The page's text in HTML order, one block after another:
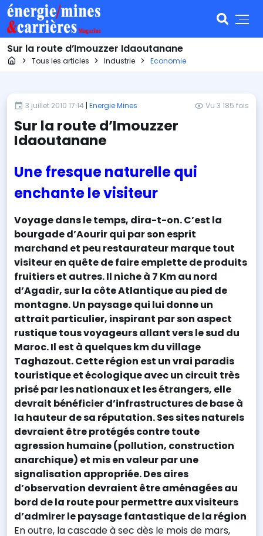
Sur la route d’Imouzzer Idaoutanane
Page d'accueil
Tous les articles Industrie Economie
3 juillet 2010 17:14 | Energie Mines Vu 3 185 fois
Sur la route d’Imouzzer
Idaoutanane
Une fresque naturelle qui
enchante le visiteur
Voyage dans le temps, dira-t-on. C’est la
bourgade d’Aourir qui par son esprit
marchand et peu restaurateur marque tout
visiteur en quête de faire emplette de produits
fruitiers et autres. Il niche à 7 Km au nord
d’Agadir, sur la côte Atlantique au pied de
montagne. Un paysage qui lui donne un
attrait particulier, inspirant par son aspect
rustique tous voyageurs allant vers le sud du
Maroc. Il est à quelques km du village
Taghazout. Cette région est un vrai paradis
touristique et écologique avec un circuit très
prisé par les nationaux et les étrangers, elle
devrait bénéficier d’infrastructures de base à
la hauteur de sa réputation. Ses sites naturels
devraient être protégés contre toute
agression humaine (pollution, construction
anarchique) et mis en valeur par une
signalisation appropriée. Des aires
d’observation devraient être aménagées au
bord de la route pour permettre aux visiteurs
d’admirer le paysage fantastique de la région
En outre, la cascade à sec dès le mois de mars,